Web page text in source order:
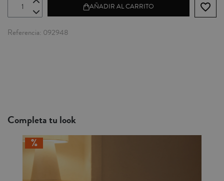
AÑADIR AL CARRITO favorite_border
Referencia 092948
Completa tu look